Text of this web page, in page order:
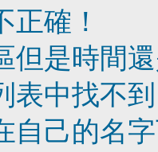
正確！
但是時間
表中找不
自己的名